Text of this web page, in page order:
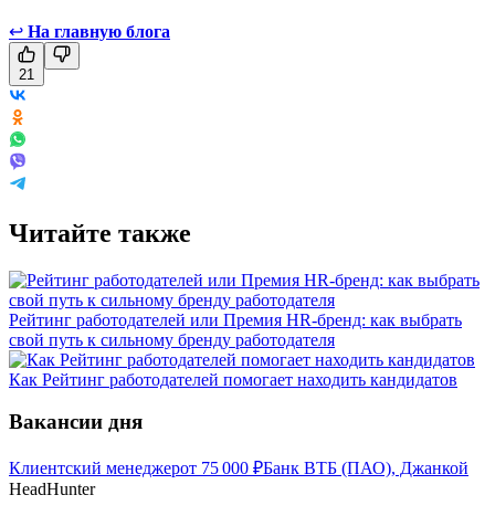
↩ На главную блога
21
Читайте также
Рейтинг работодателей или Премия HR-бренд: как выбрать
свой путь к сильному бренду работодателя
Как Рейтинг работодателей помогает находить кандидатов
Вакансии дня
Клиентский менеджерот 75 000 ₽Банк ВТБ (ПАО), Джанкой
HeadHunter